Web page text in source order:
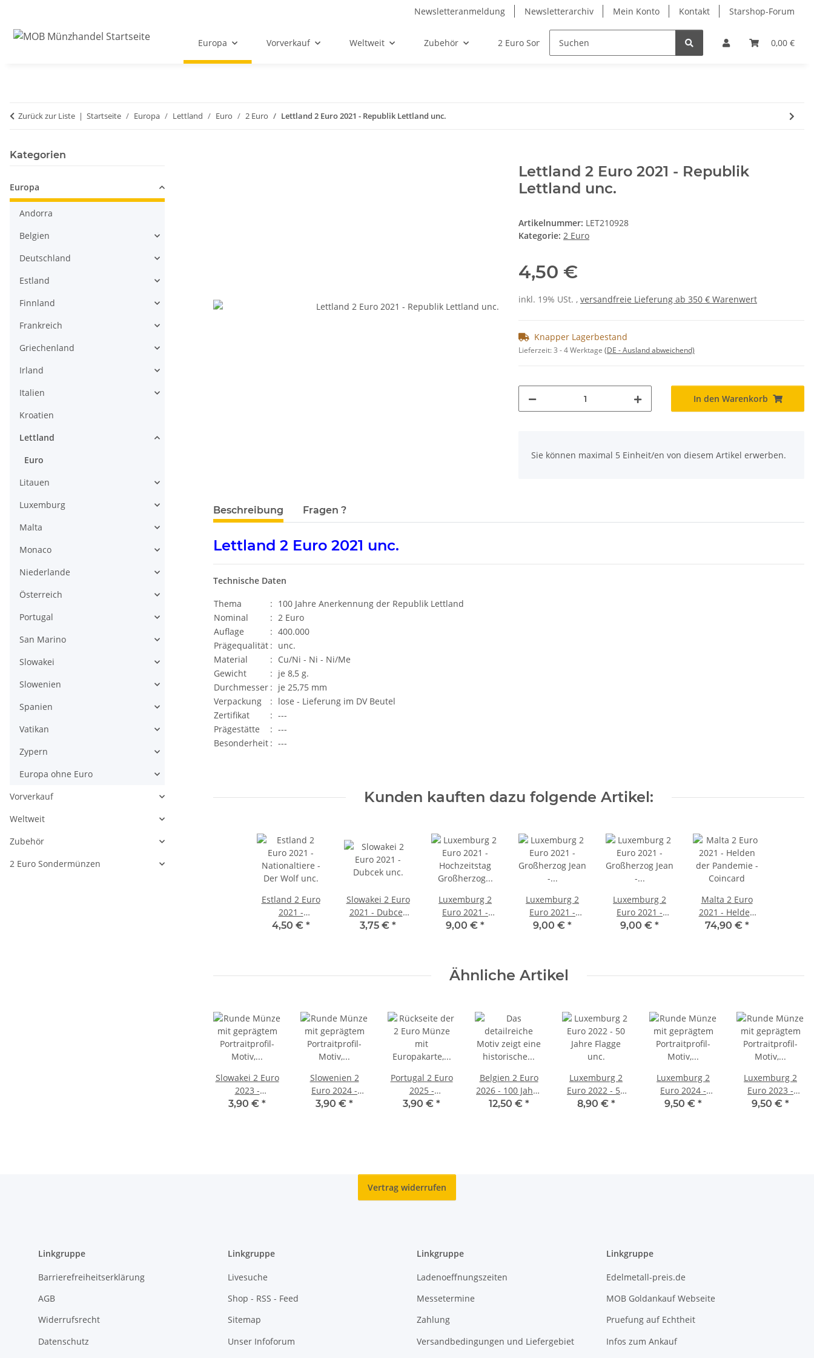
Newsletteranmeldung Newsletterarchiv Mein Konto Kontakt Starshop-Forum
0,00 €
Europa Vorverkauf Weltweit Zubehör 2 Euro Sondermünzen
Zurück zur Liste Startseite Europa Lettland Euro 2 Euro Lettland 2 Euro 2021 - Republik Lettland unc.
Lettland 2 Euro 2021 - Republik
Lettland unc.
Artikelnummer: LET210928
Kategorie: 2 Euro
4,50 €
inkl. 19% USt. , versandfreie Lieferung ab 350 € Warenwert
Knapper Lagerbestand
Lieferzeit:3 - 4 Werktage (DE - Ausland abweichend)
In den Warenkorb
Sie können maximal 5 Einheit/en von diesem Artikel erwerben.
weitere Registerkarten anzeigen
Beschreibung Fragen ?
Lettland 2 Euro 2021 unc.
Technische Daten
Thema
: 100 Jahre Anerkennung der Republik Lettland
Nominal
: 2 Euro
Auflage
: 400.000
Prägequalität : unc.
Material
: Cu/Ni - Ni - Ni/Me
Gewicht
: je 8,5 g.
Durchmesser : je 25,75 mm
Verpackung
: lose - Lieferung im DV Beutel
Zertifikat
: ---
Prägestätte
: ---
Besonderheit : ---
Kunden kauften dazu folgende Artikel:
Estland 2 Euro
2021 -
Nationaltiere -
4,50 € *
Slowakei 2 Euro
2021 - Dubcek
unc.
3,75 € *
Luxemburg 2
Euro 2021 -
Hochzeitstag
9,00 € *
Luxemburg 2
Euro 2021 -
Großherzog Jean
9,00 € *
Luxemburg 2
Euro 2021 -
Großherzog Jean
9,00 € *
Malta 2 Euro
2021 - Helden
der Pandemie -
74,90 € *
Ähnliche Artikel
Slowakei 2 Euro
2023 -
Postkutsche -
3,90 € *
Slowenien 2
Euro 2024 -
Nationalbibliothek
3,90 € *
Portugal 2 Euro
2025 -
Entwicklung
3,90 € *
Belgien 2 Euro
2026 - 100 Jahre
belgische
12,50 € *
Luxemburg 2
Euro 2022 - 50
Jahre Flagge
8,90 € *
Luxemburg 2
Euro 2024 -
Guillaume II.
9,50 € *
Luxemburg 2
Euro 2023 -
Henry / IOC unc.
9,50 € *
Kategorien
Europa
Andorra
Belgien
Deutschland
Estland
Finnland
Frankreich
Griechenland
Irland
Italien
Kroatien
Lettland
Euro
Litauen
Luxemburg
Malta
Monaco
Niederlande
Österreich
Portugal
San Marino
Slowakei
Slowenien
Spanien
Vatikan
Zypern
Europa ohne Euro
Vorverkauf
Weltweit
Zubehör
2 Euro Sondermünzen
Vertrag widerrufen
Linkgruppe
Barrierefreiheitserklärung
AGB
Widerrufsrecht
Datenschutz
Linkgruppe
Livesuche
Shop - RSS - Feed
Sitemap
Unser Infoforum
Linkgruppe
Ladenoeffnungszeiten
Messetermine
Zahlung
Versandbedingungen und Liefergebiet
Linkgruppe
Edelmetall-preis.de
MOB Goldankauf Webseite
Pruefung auf Echtheit
Infos zum Ankauf